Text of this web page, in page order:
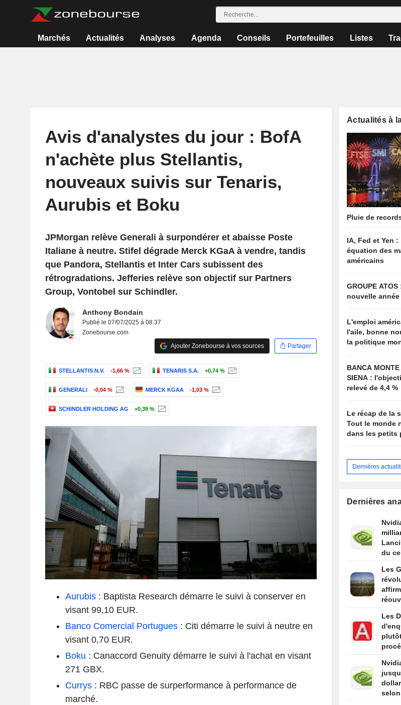
Marchés Actualités Analyses Agenda Conseils Portefeuilles Listes
Avis d'analystes du jour : BofA
n'achète plus Stellantis,
nouveaux suivis sur Tenaris,
Aurubis et Boku
JPMorgan relève Generali à surpondérer et abaisse Poste
Italiane à neutre. Stifel dégrade Merck KGaA à vendre, tandis
que Pandora, Stellantis et Inter Cars subissent des
rétrogradations. Jefferies relève son objectif sur Partners
Group, Vontobel sur Schindler.
Anthony Bondain
Publié le 07/07/2025 à 08:37
Zonebourse.com
Ajouter Zonebourse à vos sources
Partager
STELLANTIS N.V. -1,66 % TENARIS S.A. +0,74 %
GENERALI -0,04 % MERCK KGAA -1,03 %
SCHINDLER HOLDING AG +0,39 %
Aurubis: Baptista Research démarre le suivi à conserver en
visant 99,10 EUR.
Banco Comercial Portugues: Citi démarre le suivi à neutre en
visant 0,70 EUR.
Boku : Canaccord Genuity démarre le suivi à l'achat en visant
271 GBX.
Currys: RBC passe de surperformance à performance de
marché.
Actualités à
Pluie de
IA, Fed et Yen
équation des
américains
GROUPE ATOS :
nouvelle
L'emploi
l'aile, bonne
la politique
BANCA MONTE
SIENA : l'objectif de cours
relevé de 4,4 %
Le récap de la
Tout le monde
dans les petits
Dernières
Dernières
du
Les
des
Oman
Les